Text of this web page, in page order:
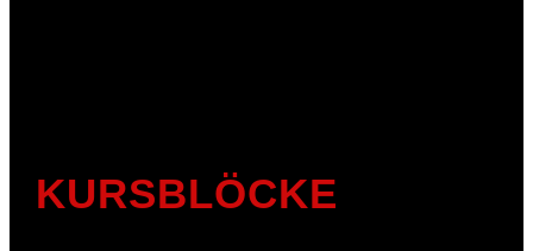
KURSBLÖCKE